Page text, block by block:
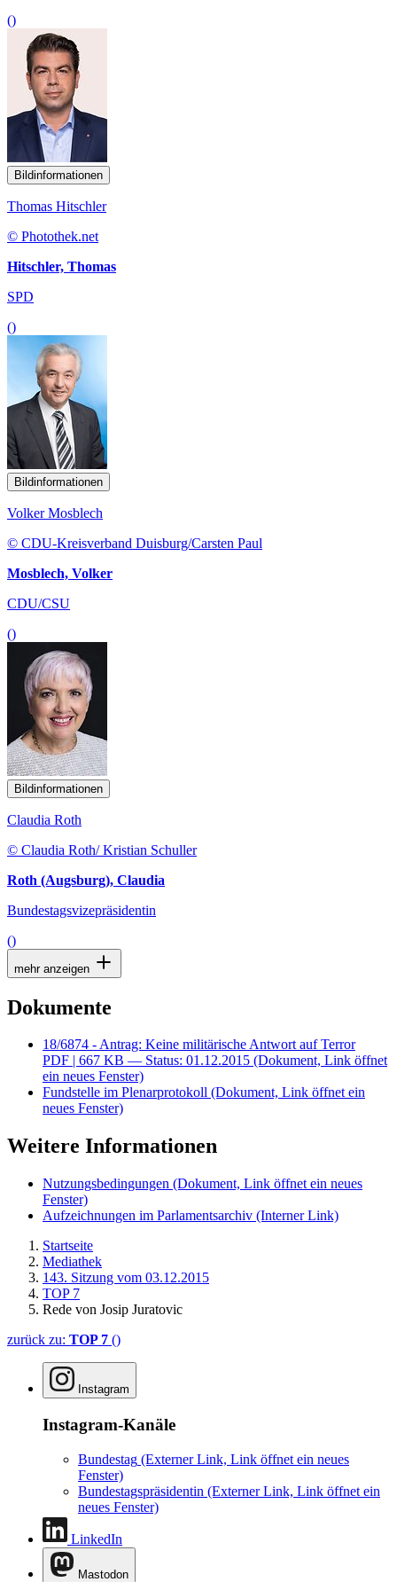
()
Bildinformationen
Thomas Hitschler
© Photothek.net
Hitschler, Thomas
SPD
()
Bildinformationen
Volker Mosblech
© CDU-Kreisverband Duisburg/Carsten Paul
Mosblech, Volker
CDU/CSU
()
Bildinformationen
Claudia Roth
© Claudia Roth/ Kristian Schuller
Roth (Augsburg), Claudia
Bundestagsvizepräsidentin
()
mehr anzeigen
Dokumente
18/6874 - Antrag: Keine militärische Antwort auf Terror
PDF | 667 KB — Status: 01.12.2015 (Dokument, Link öffnet
ein neues Fenster)
Fundstelle im Plenarprotokoll (Dokument, Link öffnet ein
neues Fenster)
Weitere Informationen
Nutzungsbedingungen (Dokument, Link öffnet ein neues
Fenster)
Aufzeichnungen im Parlamentsarchiv (Interner Link)
Startseite
Mediathek
143. Sitzung vom 03.12.2015
TOP 7
Rede von Josip Juratovic
zurück zu: TOP 7 ()
Instagram
Instagram-Kanäle
Bundestag (Externer Link, Link öffnet ein neues
Fenster)
Bundestagspräsidentin (Externer Link, Link öffnet ein
neues Fenster)
LinkedIn
Mastodon